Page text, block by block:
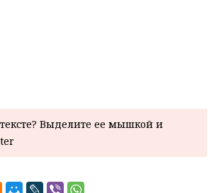
Выделите ее мышкой и